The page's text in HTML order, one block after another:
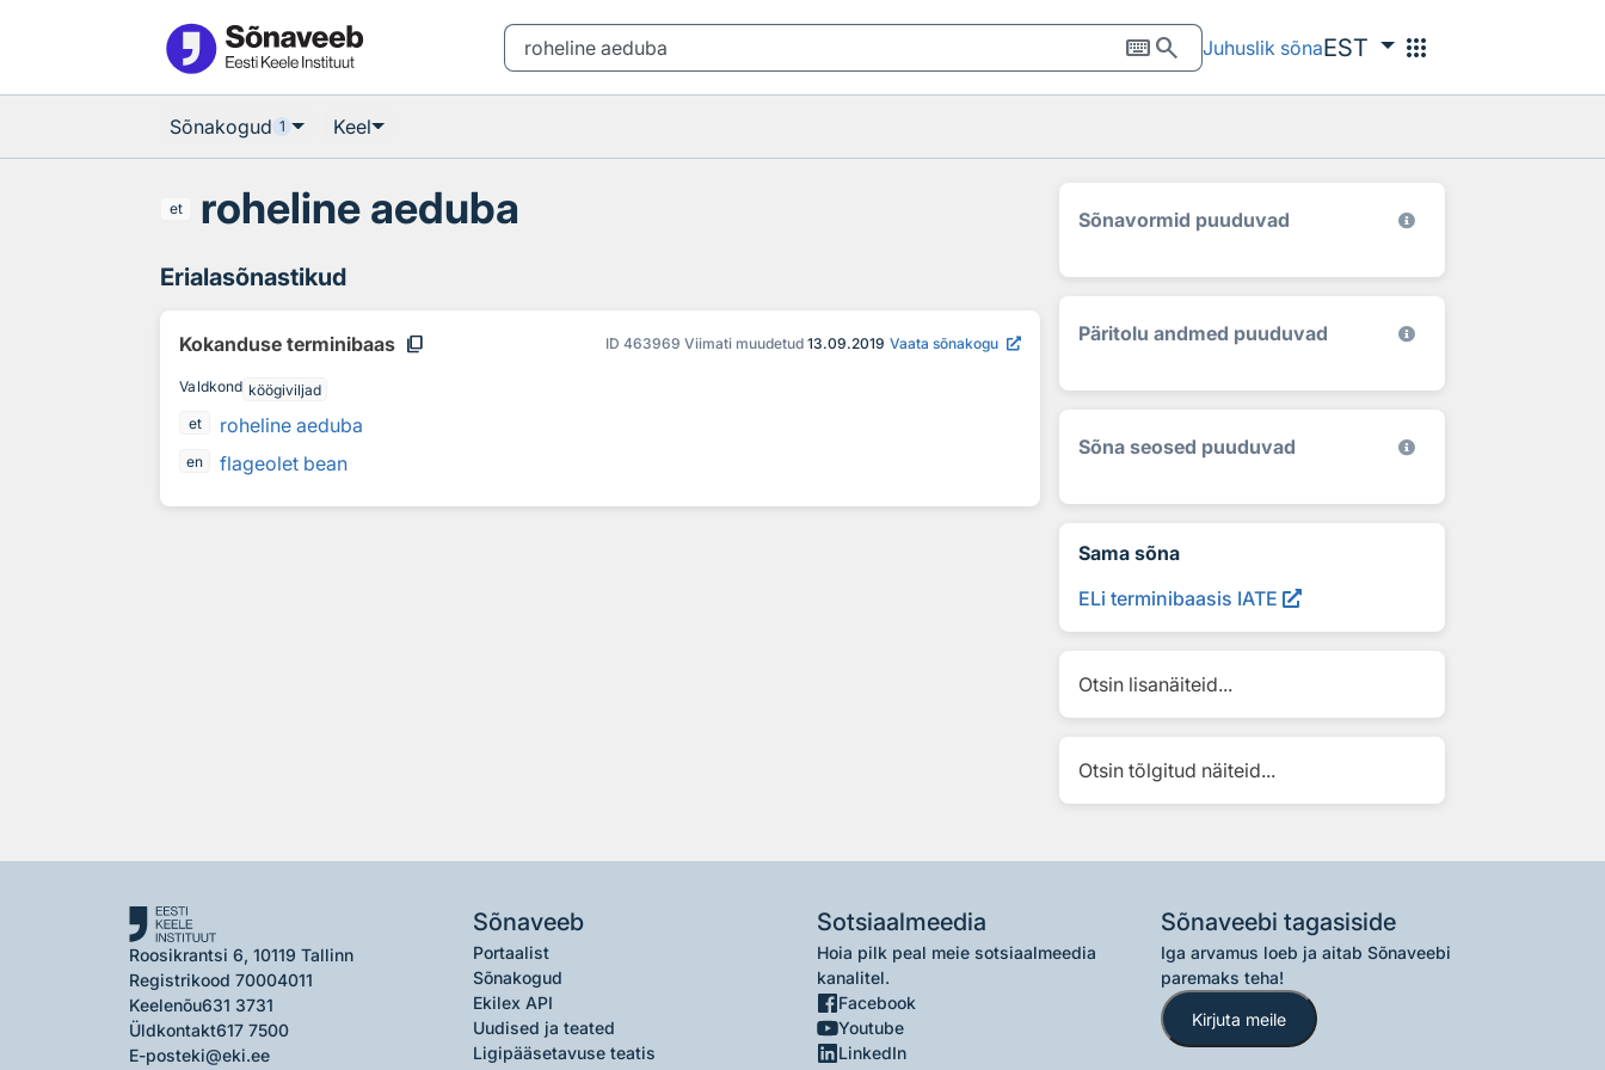
keyboardsearch Juhuslik sõnaEST apps
Sõnakogud 1 Keel
et roheline aeduba
Erialasõnastikud
Kokanduse terminibaas content_copy ID 463969 Viimati muudetud 13.09.2019 Vaata sõnakogu
Valdkond köögiviljad
et
roheline aeduba
en flageolet bean
Sõnavormid puuduvad
Päritolu andmed puuduvad
Sõna seosed puuduvad
Sama sõna
ELi terminibaasis IATE
Otsin lisanäiteid...
Otsin tõlgitud näiteid...
Roosikrantsi 6, 10119 Tallinn
Registrikood 70004011
Keelenõu631 3731
Üldkontakt617 7500
E-posteki@eki.ee
Sõnaveeb
Portaalist
Sõnakogud
Ekilex API
Uudised ja teated
Ligipääsetavuse teatis
Sotsiaalmeedia
Hoia pilk peal meie sotsiaalmeedia
kanalitel.
Facebook
Youtube
LinkedIn
Sõnaveebi tagasiside
Iga arvamus loeb ja aitab Sõnaveebi
paremaks teha!
Kirjuta meile